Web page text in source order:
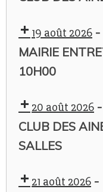
19 août 2026 -
MAIRIE
10H00
20 août 2026 -
CLUB DES
SALLES
21 août 2026 -